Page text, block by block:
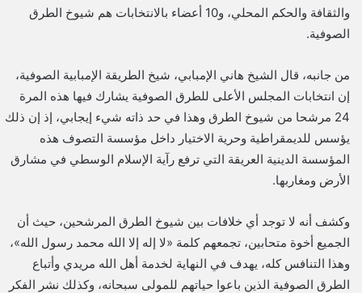
والثقافة والحكم المحلي، و10 أعضاء بالانتخابات هم شيوخ الطرق
الصوفية.
من جانبه، قال الشيخ هاني الإمبابي، شيخ الطريقة الإمبابية الصوفية،
إن انتخابات المجلس الأعلى للطرق الصوفية يشارك فيها هذه المرة
24 مرشحا من شيوخ الطرق وهذا في حد ذاته شيء إيجابي، إذ إن ذلك
يؤسس للديمقراطية وحرية الاختيار داخل مؤسسة التصوف هذه
المؤسسة الدينية العريقة التي ترفع رآية الإسلام الوسطي في مشارق
الأرض ومغاربها.
وكشف أنه لا توجد أي خلافات بين شيوخ الطرق المرشحين، حيث أن
الجميع أخوة متحابين، تجمعهم كلمة «لا إله إلا الله محمد رسول الله»،
وهذا التنافس كله، يهدف في النهاية لخدمة أهل الله مريدي وأتباع
الطرق الصوفية الذين باعوا حياتهم للمولى سبحانه، وكذلك نشر الفكر